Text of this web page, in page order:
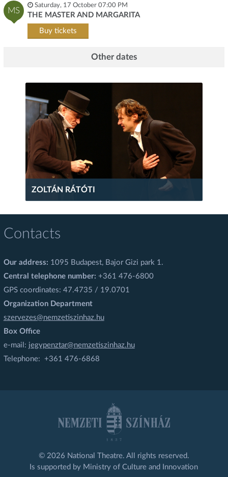
MS
Saturday, 17 October 07:00 PM
THE MASTER AND MARGARITA
Buy tickets
Other dates
ZOLTÁN RÁTÓTI
Contacts
Our address: 1095 Budapest, Bajor Gizi park 1.
Central telephone number: +361 476-6800
GPS coordinates: 47.4735 / 19.0701
Organization Department
szervezes@nemzetiszinhaz.hu
Box Office
e-mail: jegypenztar@nemzetiszinhaz.hu
Telephone: +361 476-6868
© 2026 National Theatre. All rights reserved.
Is supported by Ministry of Culture and Innovation